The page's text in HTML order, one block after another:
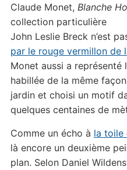
Claude Monet, Blanche
collection particulière
John Leslie Breck n’est
par le rouge vermillon de
Monet aussi a représenté
habillée de la même
jardin et choisi un motif
quelques centaines de
Comme un écho à la toile
là encore un deuxième
plan. Selon Daniel